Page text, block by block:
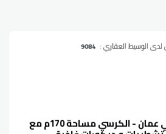
لدى الوسيط العقاري : 9084
شقة ارضية للبيع في عمان - الكرسي مساحة 170م مع